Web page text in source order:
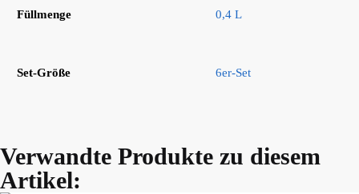
Füllmenge 0,4 L
Set-Größe 6er-Set
Verwandte Produkte zu diesem
Artikel: